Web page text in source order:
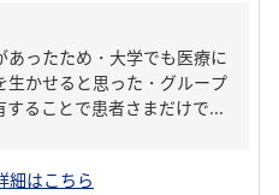
あったため・大学でも医療に
かせると思った・グループ
ることで患者さまだけで...
細はこちら